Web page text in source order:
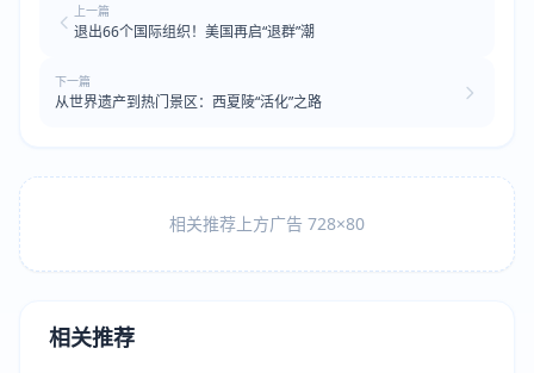
上一篇
退出66个国际组织！美国再启“退群”潮
下一篇
从世界遗产到热门景区：西夏陵“活化”之路
相关推荐上方广告 728×80
相关推荐